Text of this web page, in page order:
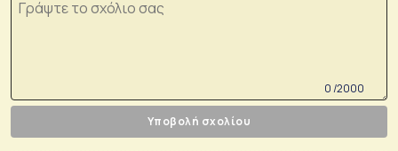
0 /2000
Υποβολή σχολίου